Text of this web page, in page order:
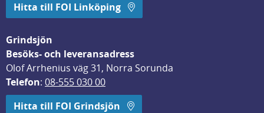
Hitta till FOI Linköping
Grindsjön
Besöks- och leveransadress
Olof Arrhenius väg 31, Norra Sorunda
Telefon: 08-555 030 00
Hitta till FOI Grindsjön